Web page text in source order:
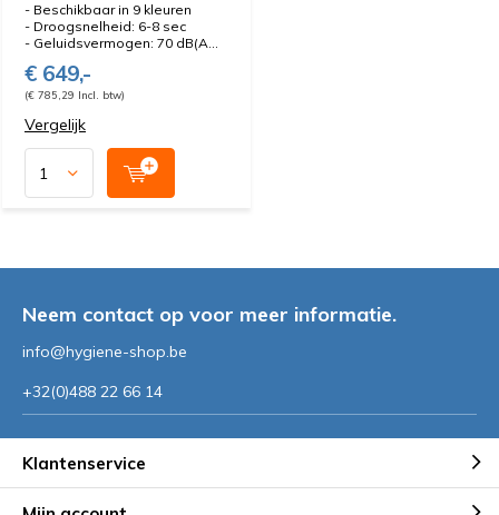
- Beschikbaar in 9 kleuren
- Droogsnelheid: 6-8 sec
- Geluidsvermogen: 70 dB(A...
€ 649,-
(€ 785,29 Incl. btw)
Vergelijk
Neem contact op voor meer informatie.
info@hygiene-shop.be
+32(0)488 22 66 14
Klantenservice